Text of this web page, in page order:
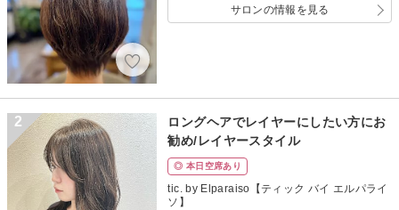
サロンの情報を見る
2
ロングヘアでレイヤーにしたい方にお
勧め/レイヤースタイル
◎ 本日空席あり
tic. by Elparaiso【ティック バイ エルパライ
ソ】